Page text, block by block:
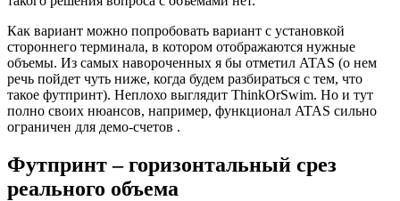
Как вариант можно попробовать вариант с установкой
стороннего терминала, в котором отображаются нужные
объемы. Из самых навороченных я бы отметил ATAS (о нем
речь пойдет чуть ниже, когда будем разбираться с тем, что
такое футпринт). Неплохо выглядит ThinkOrSwim. Но и тут
полно своих нюансов, например, функционал ATAS сильно
ограничен для демо-счетов .
Футпринт – горизонтальный срез
реального объема